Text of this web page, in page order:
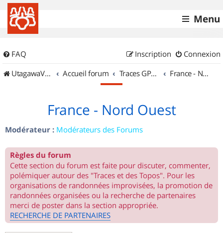
Menu
FAQ Connexion
Inscription
UtagawaVTT (Randos VTT et VTTAE avec traces GPS)
Accueil forum Traces GPS de randos VTT France - Nord Ouest
France - Nord Ouest
Modérateur : Modérateurs des Forums
Règles du forum
Cette section du forum est faite pour discuter, commenter,
polémiquer autour des "Traces et des Topos". Pour les
organisations de randonnées improvisées, la promotion de
randonnées organisées ou la recherche de partenaires
merci de poster dans la section appropriée.
RECHERCHE DE PARTENAIRES